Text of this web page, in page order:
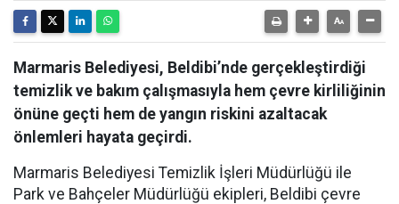
Marmaris Belediyesi, Beldibi’nde gerçekleştirdiği
temizlik ve bakım çalışmasıyla hem çevre kirliliğinin
önüne geçti hem de yangın riskini azaltacak
önlemleri hayata geçirdi.
Marmaris Belediyesi Temizlik İşleri Müdürlüğü ile
Park ve Bahçeler Müdürlüğü ekipleri, Beldibi çevre